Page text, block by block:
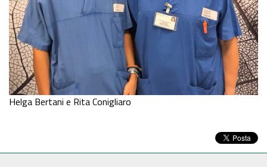
Helga Bertani e Rita Conigliaro